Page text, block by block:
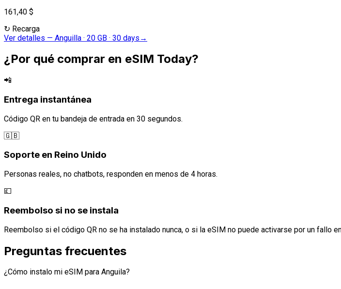
161,40 $
↻ Recarga
Ver detalles — Anguilla · 20 GB · 30 days →
¿Por qué comprar en eSIM Today?
📲
Entrega instantánea
Código QR en tu bandeja de entrada en 30 segundos.
🇬🇧
Soporte en Reino Unido
Personas reales, no chatbots, responden en menos de 4 horas.
💷
Reembolso si no se instala
Reembolso si el código QR no se ha instalado nunca, o si la eSIM no puede activarse por un fallo
Preguntas frecuentes
¿Cómo instalo mi eSIM para Anguila?